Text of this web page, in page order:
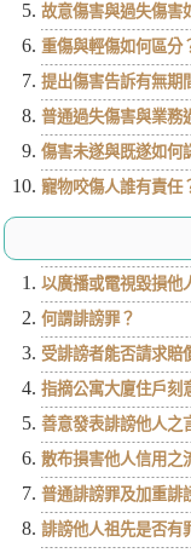
故意傷害與過失傷害
重傷與輕傷如何區分
提出傷害告訴有無期
普通過失傷害與業務
傷害未遂與既遂如何
寵物咬傷人誰有責任
以廣播或電視毀損他
何謂誹謗罪？
受誹謗者能否請求賠
指摘公寓大廈住戶刻
善意發表誹謗他人之
散布損害他人信用之
普通誹謗罪及加重誹
誹謗他人祖先是否有